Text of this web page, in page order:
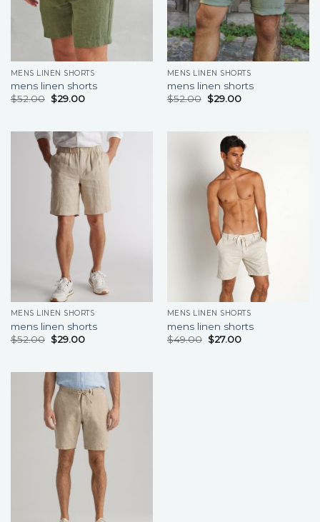
MENS LINEN SHORTS
mens linen shorts
$52.00 $29.00
MENS LINEN SHORTS
mens linen shorts
$52.00 $29.00
MENS LINEN SHORTS
mens linen shorts
$52.00 $29.00
MENS LINEN SHORTS
mens linen shorts
$49.00 $27.00